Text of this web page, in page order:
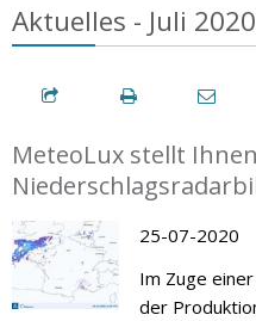
Aktuelles - Juli 2020
MeteoLux stellt Ihnen
25-07-2020
Im Zuge
der